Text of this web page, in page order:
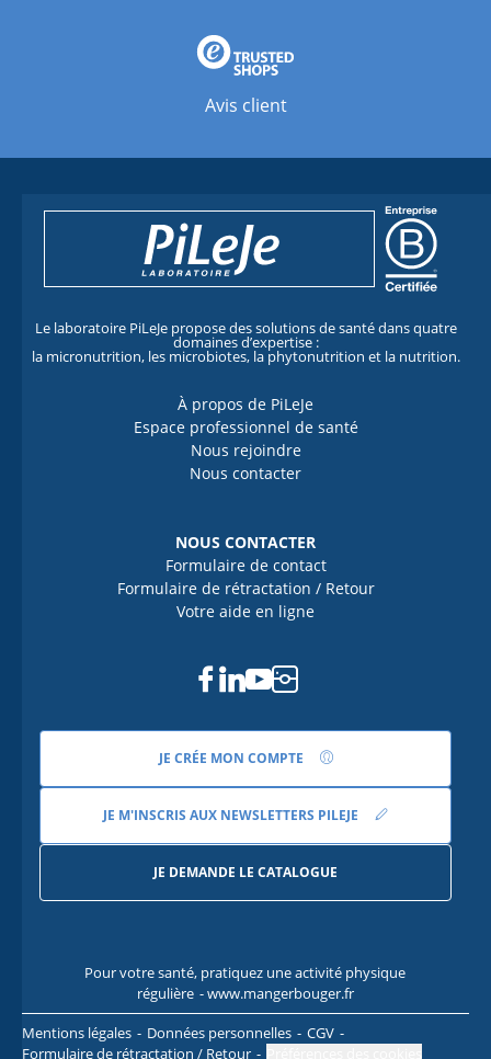
Avis client
Le laboratoire PiLeJe propose des solutions de santé dans quatre
domaines d’expertise :
la micronutrition, les microbiotes, la phytonutrition et la nutrition.
À propos de PiLeJe
Espace professionnel de santé
Nous rejoindre
Nous contacter
NOUS CONTACTER
Formulaire de contact
Formulaire de rétractation / Retour
Votre aide en ligne
Facebook
Linkedin
Youtube
Instagram
JE CRÉE MON COMPTE
JE M'INSCRIS AUX NEWSLETTERS PILEJE
JE DEMANDE LE CATALOGUE
Pour votre santé, pratiquez une activité physique
régulière - www.mangerbouger.fr
Mentions légales
Données personnelles
CGV
Formulaire de rétractation / Retour